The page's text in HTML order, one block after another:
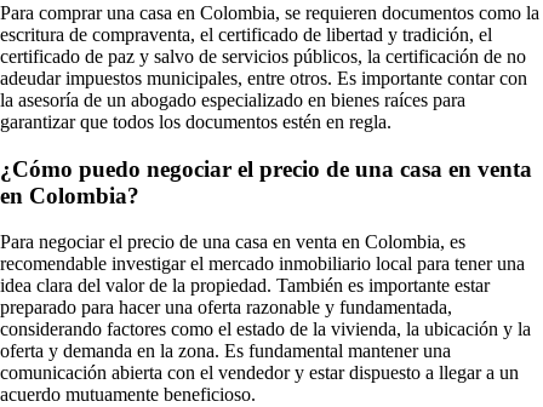
Para comprar una casa en Colombia, se requieren documentos como la
escritura de compraventa, el certificado de libertad y tradición, el
certificado de paz y salvo de servicios públicos, la certificación de no
adeudar impuestos municipales, entre otros. Es importante contar con
la asesoría de un abogado especializado en bienes raíces para
garantizar que todos los documentos estén en regla.
¿Cómo puedo negociar el precio de una casa en venta
en Colombia?
Para negociar el precio de una casa en venta en Colombia, es
recomendable investigar el mercado inmobiliario local para tener una
idea clara del valor de la propiedad. También es importante estar
preparado para hacer una oferta razonable y fundamentada,
considerando factores como el estado de la vivienda, la ubicación y la
oferta y demanda en la zona. Es fundamental mantener una
comunicación abierta con el vendedor y estar dispuesto a llegar a un
acuerdo mutuamente beneficioso.